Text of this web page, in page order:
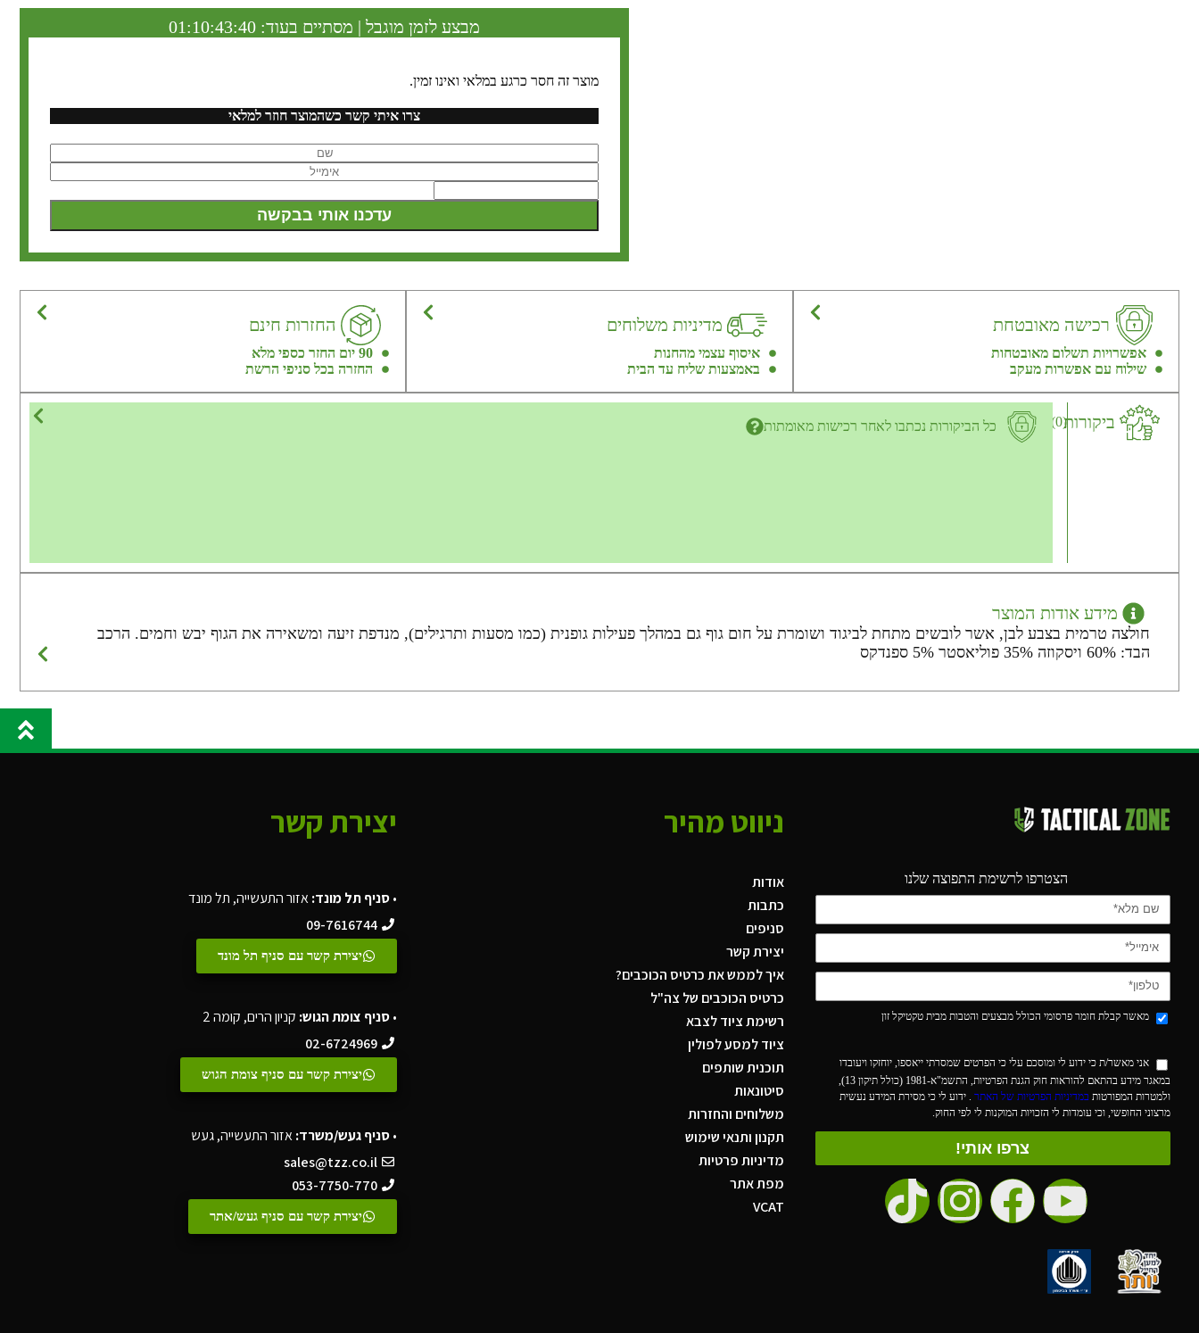
מבצע לזמן מוגבל | מסתיים בעוד: 01:10:43:40
מוצר זה חסר כרגע במלאי ואינו זמין.
צרו איתי קשר כשהמוצר חוזר למלאי
רכישה מאובטחת
אפשרויות תשלום מאובטחות
שילוח עם אפשרות מעקב
מדיניות משלוחים
איסוף עצמי מהחנות
באמצעות שליח עד הבית
החזרות חינם
90 יום החזר כספי מלא
החזרה בכל סניפי הרשת
ביקורות(0) כל הביקורות נכתבו לאחר רכישות מאומתות
מידע אודות המוצר
חולצה טרמית בצבע לבן, אשר לובשים מתחת לביגוד ושומרת על חום גוף גם במהלך פעילות גופנית (כמו מסעות ותרגילים), מנדפת זיעה ומשאירה את הגוף יבש וחמים. הרכב
הבד: 60% ויסקוזה 35% פוליאסטר 5% ספנדקס
הצטרפו לרשימת התפוצה שלנו
מאשר קבלת חומר פרסומי הכולל מבצעים והטבות מבית טקטיקל זון
אני מאשר/ת כי ידוע לי ומוסכם עלי כי הפרטים שמסרתי ייאספו, יוחזקו ויעובדו
במאגר מידע בהתאם להוראות חוק הגנת הפרטיות, התשמ"א-1981 (כולל תיקון 13),
ולמטרות המפורטות במדיניות הפרטיות של האתר
. ידוע לי כי מסירת המידע נעשית
מרצוני החופשי, וכי עומדות לי הזכויות המוקנות לי לפי החוק.
צרפו אותי!
ניווט מהיר
אודות
כתבות
סניפים
יצירת קשר
איך לממש את כרטיס הכוכבים?
כרטיס הכוכבים של צה"ל
רשימת ציוד לצבא
ציוד למסע לפולין
תוכנית שותפים
סיטונאות
משלוחים והחזרות
תקנון ותנאי שימוש
מדיניות פרטיות
מפת אתר
VCAT
יצירת קשר
•סניף תל מונד:אזור התעשייה, תל מונד
09-7616744
יצירת קשר עם סניף תל מונד
•סניף צומת הגוש: קניון הרים, קומה 2
02-6724969
יצירת קשר עם סניף צומת הגוש
•סניף געש/משרד:אזור התעשייה, געש
sales@tzz.co.il
053-7750-770
יצירת קשר עם סניף געש/אתר